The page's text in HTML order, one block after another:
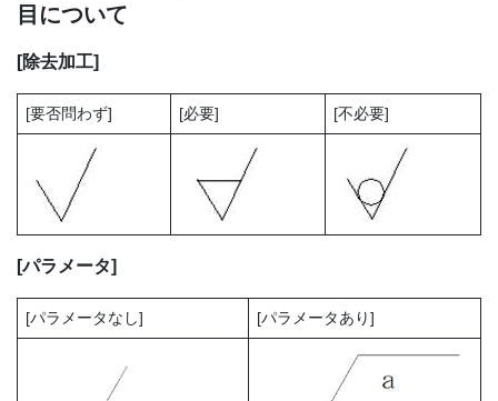
目について
[除去加工]
[要否問わず] [必要] [不必要]
[パラメータ]
[パラメータなし] [パラメータあり]